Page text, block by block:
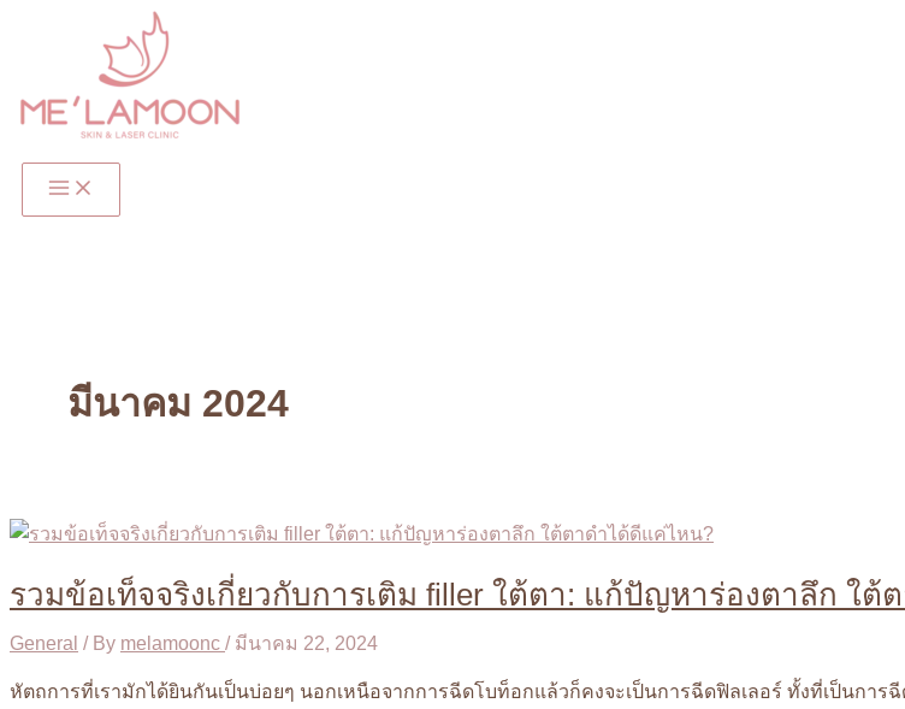
Main
มีนาคม 2024
รวมข้อเท็จจริงเกี่ยวกับการเติม filler ใต้ตา: แก้ปัญหาร่องตาลึก ใต้
General / By melamoonc / มีนาคม 22, 2024
หัตถการที่เรามักได้ยินกันเป็นบ่อยๆ นอกเหนือจากการฉีดโบท็อกแล้วก็คงจะเป็นการฉีดฟิลเลอร์ ทั้งที่เป็นการ